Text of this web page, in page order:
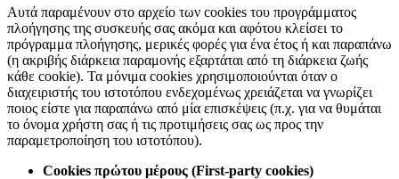
Αυτά παραμένουν στο αρχείο των cookies του προγράμματος
πλοήγησης της συσκευής σας ακόμα και αφότου κλείσει το
πρόγραμμα πλοήγησης, μερικές φορές για ένα έτος ή και παραπάνω
(η ακριβής διάρκεια παραμονής εξαρτάται από τη διάρκεια ζωής
κάθε cookie). Τα μόνιμα cookies χρησιμοποιούνται όταν ο
διαχειριστής του ιστοτόπου ενδεχομένως χρειάζεται να γνωρίζει
ποιος είστε για παραπάνω από μία επισκέψεις (π.χ. για να θυμάται
το όνομα χρήστη σας ή τις προτιμήσεις σας ως προς την
παραμετροποίηση του ιστοτόπου).
Cookies πρώτου μέρους (First-party cookies)